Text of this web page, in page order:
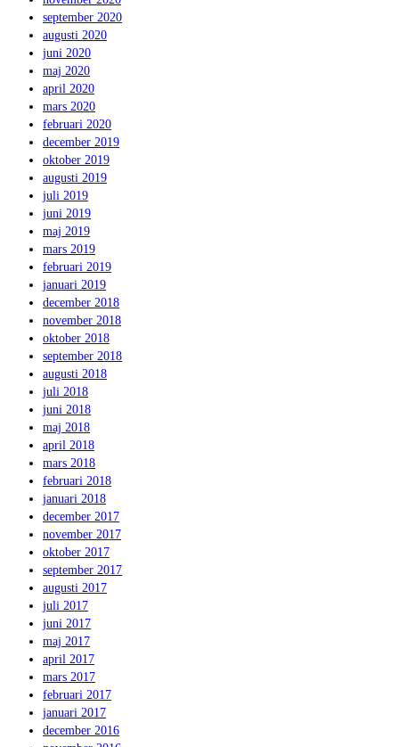
september 2020
augusti 2020
juni 2020
maj 2020
april 2020
mars 2020
februari 2020
december 2019
oktober 2019
augusti 2019
juli 2019
juni 2019
maj 2019
mars 2019
februari 2019
januari 2019
december 2018
november 2018
oktober 2018
september 2018
augusti 2018
juli 2018
juni 2018
maj 2018
april 2018
mars 2018
februari 2018
januari 2018
december 2017
november 2017
oktober 2017
september 2017
augusti 2017
juli 2017
juni 2017
maj 2017
april 2017
mars 2017
februari 2017
januari 2017
december 2016